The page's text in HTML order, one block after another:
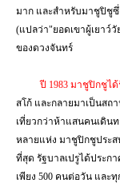
มาก และสำหรับมาชูปิชู
(แปลว่า"ยอดเขาผู้เยาว์
ของดวงจันทร์
ปี 1983 มาชูปิกชูได้
สโก้ และกลายมาเป็นสถ
เที่ยวกว่าห้าแสนคนเดิน
หลายแห่ง มาชูปิกชูประ
ที่สุด รัฐบาลเปรูได้ประก
เพียง 500 คนต่อวัน และทุ